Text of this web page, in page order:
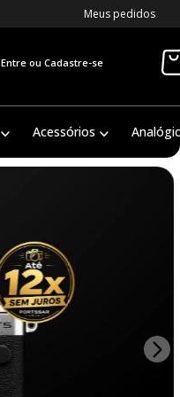
Meus pedidos
Entre ou Cadastre-se
Acessórios